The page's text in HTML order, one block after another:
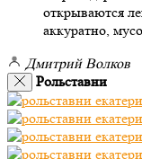
открываются
аккуратно,
Дмитрий Волков
Рольставни